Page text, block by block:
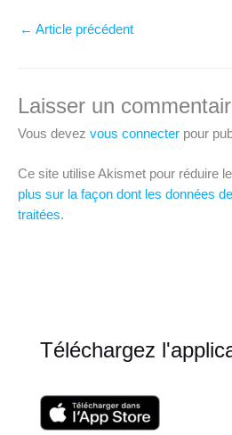
← Article précédent
Laisser un
Vous devez vous connecter pour
Ce site utilise Akismet pour réduire
plus sur la façon dont les données
traitées.
Téléchargez